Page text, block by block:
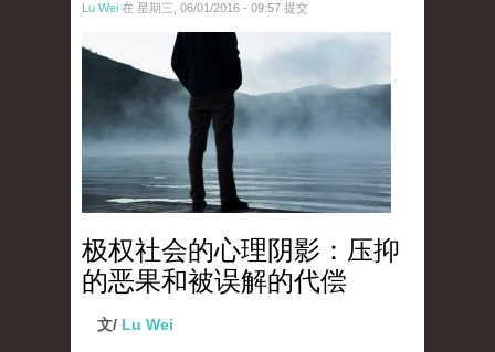
Lu Wei 在 星期三, 06/01/2016 - 09:57 提交
wen_tou_tu_2.jpg
极权社会的心理阴影：压抑
的恶果和被误解的代偿
文/ Lu Wei